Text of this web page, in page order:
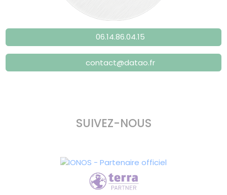
06.14.86.04.15
contact@datao.fr
SUIVEZ-NOUS